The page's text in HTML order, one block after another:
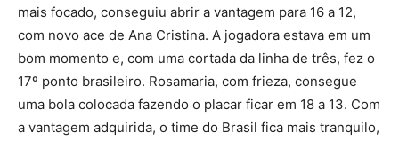
mais focado, conseguiu abrir a vantagem para 16 a 12,
com novo ace de Ana Cristina. A jogadora estava em um
bom momento e, com uma cortada da linha de três, fez o
17º ponto brasileiro. Rosamaria, com frieza, consegue
uma bola colocada fazendo o placar ficar em 18 a 13. Com
a vantagem adquirida, o time do Brasil fica mais tranquilo,